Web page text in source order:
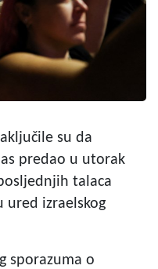
su da
predao u utorak
talaca
ured izraelskog
sporazuma o